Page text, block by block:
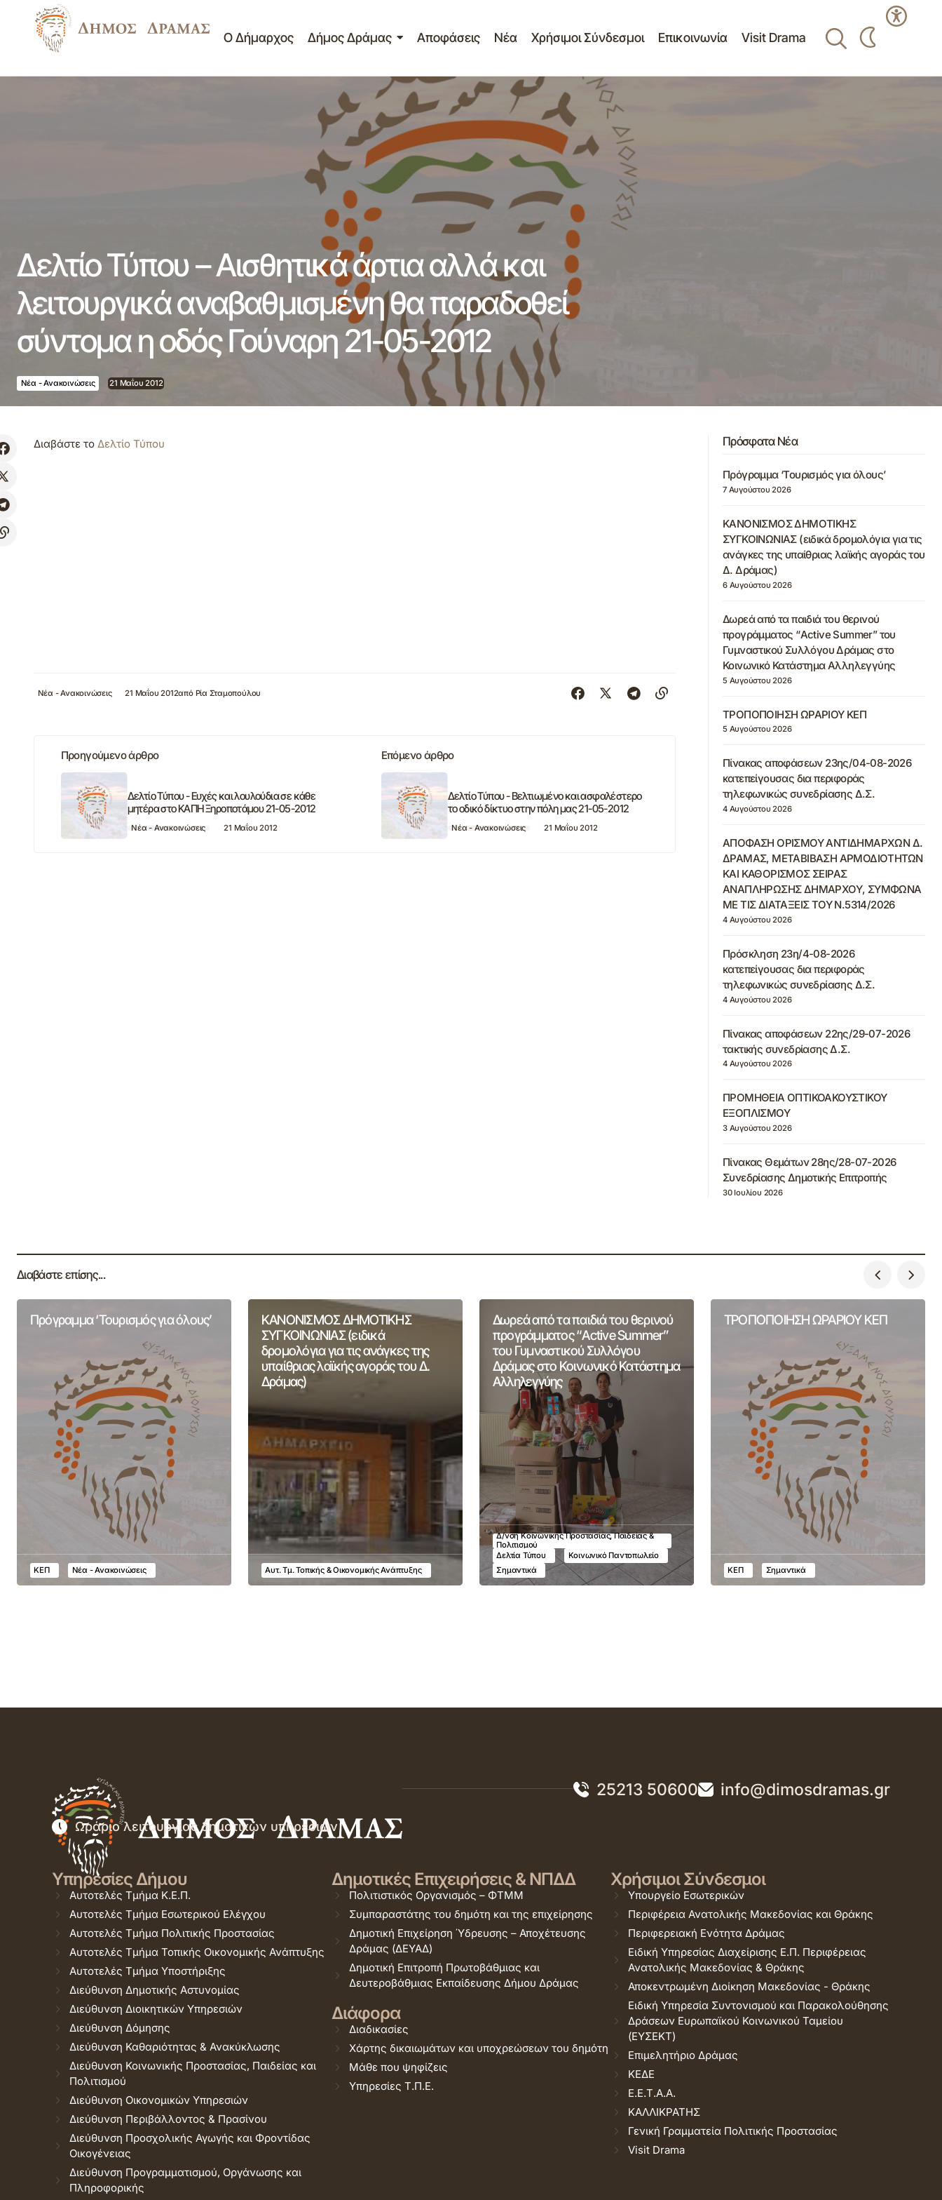
Ο Δήμαρχος Δήμος Δράμας Αποφάσεις Νέα Χρήσιμοι Σύνδεσμοι Επικοινωνία Visit Drama
Δελτίο Τύπου – Αισθητικά άρτια αλλά και λειτουργικά αναβαθμισμένη θα
παραδοθεί σύντομα η οδός Γούναρη 21-05-2012
Δελτίο Τύπου – Αισθητικά άρτια αλλά και
λειτουργικά αναβαθμισμένη θα παραδοθεί
σύντομα η οδός Γούναρη 21-05-2012
Νέα - Ανακοινώσεις 21 Μαΐου 2012
Διαβάστε το Δελτίο Τύπου
Νέα - Ανακοινώσεις 21 Μαΐου 2012από Ρία Σταμοπούλου
Προηγούμενο άρθρο
Δελτίο Τύπου - Ευχές και λουλούδια σε κάθε
μητέρα στο ΚΑΠΗ Ξηροποτάμου 21-05-2012
Νέα - Ανακοινώσεις 21 Μαΐου 2012
Επόμενο άρθρο
Δελτίο Τύπου - Βελτιωμένο και ασφαλέστερο
το οδικό δίκτυο στην πόλη μας 21-05-2012
Νέα - Ανακοινώσεις 21 Μαΐου 2012
Πρόσφατα Νέα
Πρόγραμμα ‘Τουρισμός για όλους’
7 Αυγούστου 2026
ΚΑΝΟΝΙΣΜΟΣ ΔΗΜΟΤΙΚΗΣ
ΣΥΓΚΟΙΝΩΝΙΑΣ (ειδικά δρομολόγια για τις
ανάγκες της υπαίθριας λαϊκής αγοράς του
Δ. Δράμας)
6 Αυγούστου 2026
Δωρεά από τα παιδιά του θερινού
προγράμματος “Active Summer” του
Γυμναστικού Συλλόγου Δράμας στο
Κοινωνικό Κατάστημα Αλληλεγγύης
5 Αυγούστου 2026
ΤΡΟΠΟΠΟΙΗΣΗ ΩΡΑΡΙΟΥ ΚΕΠ
5 Αυγούστου 2026
Πίνακας αποφάσεων 23ης/04-08-2026
κατεπείγουσας δια περιφοράς
τηλεφωνικώς συνεδρίασης Δ.Σ.
4 Αυγούστου 2026
ΑΠΟΦΑΣΗ ΟΡΙΣΜΟΥ ΑΝΤΙΔΗΜΑΡΧΩΝ Δ.
ΔΡΑΜΑΣ, ΜΕΤΑΒΙΒΑΣΗ ΑΡΜΟΔΙΟΤΗΤΩΝ
ΚΑΙ ΚΑΘΟΡΙΣΜΟΣ ΣΕΙΡΑΣ
ΑΝΑΠΛΗΡΩΣΗΣ ΔΗΜΑΡΧΟΥ, ΣΥΜΦΩΝΑ
ΜΕ ΤΙΣ ΔΙΑΤΑΞΕΙΣ ΤΟΥ Ν.5314/2026
4 Αυγούστου 2026
Πρόσκληση 23η/4-08-2026
κατεπείγουσας δια περιφοράς
τηλεφωνικώς συνεδρίασης Δ.Σ.
4 Αυγούστου 2026
Πίνακας αποφάσεων 22ης/29-07-2026
τακτικής συνεδρίασης Δ.Σ.
4 Αυγούστου 2026
ΠΡΟΜΗΘΕΙΑ ΟΠΤΙΚΟΑΚΟΥΣΤΙΚΟΥ
ΕΞΟΠΛΙΣΜΟΥ
3 Αυγούστου 2026
Πίνακας Θεμάτων 28ης/28-07-2026
Συνεδρίασης Δημοτικής Επιτροπής
30 Ιουλίου 2026
Διαβάστε επίσης...
Πρόγραμμα ‘Τουρισμός για όλους’
ΚΕΠ Νέα - Ανακοινώσεις
ΚΑΝΟΝΙΣΜΟΣ ΔΗΜΟΤΙΚΗΣ
ΣΥΓΚΟΙΝΩΝΙΑΣ (ειδικά
δρομολόγια για τις ανάγκες της
υπαίθριας λαϊκής αγοράς του Δ.
Δράμας)
Αυτ. Τμ. Τοπικής & Οικονομικής Ανάπτυξης
Δωρεά από τα παιδιά του θερινού
προγράμματος “Active Summer”
του Γυμναστικού Συλλόγου
Δράμας στο Κοινωνικό Κατάστημα
Αλληλεγγύης
Δ/νση Κοινωνικής Προστασίας, Παιδείας &
Πολιτισμού
Δελτία Τύπου
Κοινωνικό Παντοπωλείο
Σημαντικά
ΤΡΟΠΟΠΟΙΗΣΗ ΩΡΑΡΙΟΥ ΚΕΠ
ΚΕΠ Σημαντικά
25213 50600 info@dimosdramas.gr
Ωράριο λειτουργίας δημοτικών υπηρεσιών
Υπηρεσίες Δήμου
Αυτοτελές Τμήμα Κ.Ε.Π.
Αυτοτελές Τμήμα Εσωτερικού Ελέγχου
Αυτοτελές Τμήμα Πολιτικής Προστασίας
Αυτοτελές Τμήμα Τοπικής Οικονομικής Ανάπτυξης
Αυτοτελές Τμήμα Υποστήριξης
Διεύθυνση Δημοτικής Αστυνομίας
Διεύθυνση Διοικητικών Υπηρεσιών
Διεύθυνση Δόμησης
Διεύθυνση Καθαριότητας & Ανακύκλωσης
Διεύθυνση Κοινωνικής Προστασίας, Παιδείας και
Πολιτισμού
Διεύθυνση Οικονομικών Υπηρεσιών
Διεύθυνση Περιβάλλοντος & Πρασίνου
Διεύθυνση Προσχολικής Αγωγής και Φροντίδας
Οικογένειας
Διεύθυνση Προγραμματισμού, Οργάνωσης και
Πληροφορικής
Δημοτικές Επιχειρήσεις & ΝΠΔΔ
Πολιτιστικός Οργανισμός – ΦΤΜΜ
Συμπαραστάτης του δημότη και της επιχείρησης
Δημοτική Επιχείρηση Ύδρευσης – Αποχέτευσης
Δράμας (ΔΕΥΑΔ)
Δημοτική Επιτροπή Πρωτοβάθμιας και
Δευτεροβάθμιας Εκπαίδευσης Δήμου Δράμας
Διάφορα
Διαδικασίες
Χάρτης δικαιωμάτων και υποχρεώσεων του δημότη
Μάθε που ψηφίζεις
Υπηρεσίες Τ.Π.Ε.
Χρήσιμοι Σύνδεσμοι
Υπουργείο Εσωτερικών
Περιφέρεια Ανατολικής Μακεδονίας και Θράκης
Περιφερειακή Ενότητα Δράμας
Ειδική Υπηρεσίας Διαχείρισης Ε.Π. Περιφέρειας
Ανατολικής Μακεδονίας & Θράκης
Αποκεντρωμένη Διοίκηση Μακεδονίας - Θράκης
Ειδική Υπηρεσία Συντονισμού και Παρακολούθησης
Δράσεων Ευρωπαϊκού Κοινωνικού Ταμείου
(ΕΥΣΕΚΤ)
Επιμελητήριο Δράμας
ΚΕΔΕ
Ε.Ε.Τ.Α.Α.
ΚΑΛΛΙΚΡΑΤΗΣ
Γενική Γραμματεία Πολιτικής Προστασίας
Visit Drama